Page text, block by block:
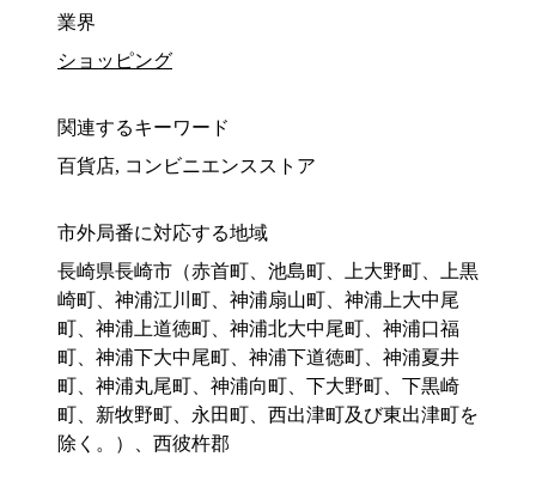
業界
ショッピング
関連するキーワード
百貨店, コンビニエンスストア
市外局番に対応する地域
長崎県長崎市（赤首町、池島町、上大野町、上黒
崎町、神浦江川町、神浦扇山町、神浦上大中尾
町、神浦上道徳町、神浦北大中尾町、神浦口福
町、神浦下大中尾町、神浦下道徳町、神浦夏井
町、神浦丸尾町、神浦向町、下大野町、下黒崎
町、新牧野町、永田町、西出津町及び東出津町を
除く。）、西彼杵郡